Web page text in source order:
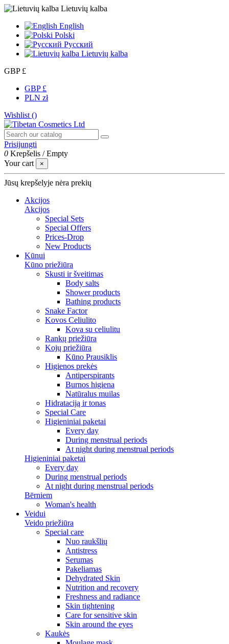
Lietuvių kalba
English
Polski
Русский
Lietuvių kalba
GBP £
GBP £
PLN zł
Wishlist ()
Prisijungti
0 Krepšelis /Empty
Your cart
×
Jūsų krepšelyje nėra prekių
Akcijos
Akcijos
Special Sets
Special Offers
Prices-Drop
New Products
Kūnui
Kūno priežiūra
Skusti ir šveitimas
Body salts
Shower products
Bathing products
Snake Factor
Kovos Celiulito
Kova su celiulitu
Rankų priežiūra
Kojų priežiūra
Kūno Prausiklis
Higienos prekės
Antiperspirants
Burnos higiena
Natūralus muilas
Hidrataciją ir tonas
Special Care
Higieniniai paketai
Every day
During menstrual periods
At night during menstrual periods
Higieniniai paketai
Every day
During menstrual periods
At night during menstrual periods
Bērniem
Woman's health
Veidui
Veido priežiūra
Special care
Nuo raukšlių
Antistress
Serumas
Pakeliamas
Dehydrated Skin
Nutrition and recovery
Freshness and radiance
Skin tightening
Care for sensitive skin
Skin around the eyes
Kaukės